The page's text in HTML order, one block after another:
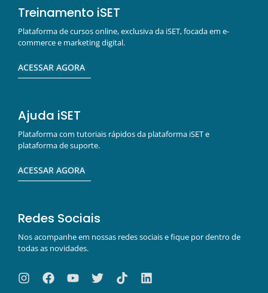
Treinamento iSET
Plataforma de cursos online, exclusiva da iSET, focada em e-
commerce e marketing digital.
ACESSAR AGORA
Ajuda iSET
Plataforma com tutoriais rápidos da plataforma iSET e
plataforma de suporte.
ACESSAR AGORA
Redes Sociais
Nos acompanhe em nossas redes sociais e fique por dentro de
todas as novidades.